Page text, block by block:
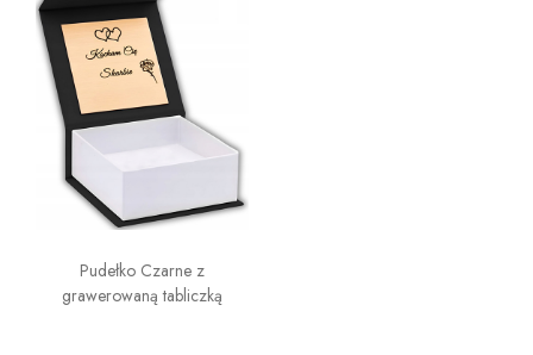
Pudełko Czarne z
grawerowaną tabliczką